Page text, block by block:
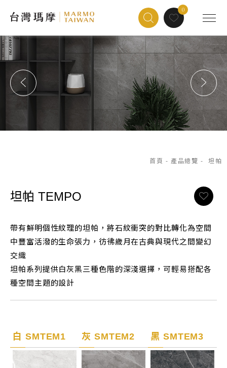
首頁 - 產品總覽 - 坦帕
坦帕 TEMPO
帶有鮮明個性紋理的坦帕，將石紋衝突的對比轉化為空間
中豐富活潑的生命張力，彷彿歲月在古典與現代之間變幻
交織
坦帕系列提供白灰黑三種色階的深淺選擇，可輕易搭配各
種空間主題的設計
白 SMTEM1 灰 SMTEM2 黑 SMTEM3
0